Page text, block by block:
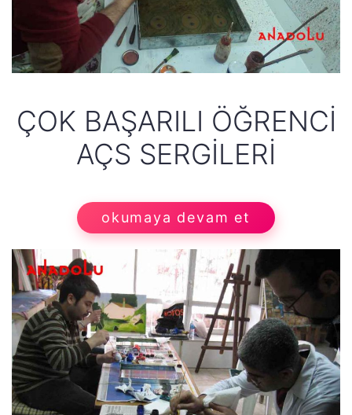
ÇOK BAŞARILI ÖĞRENCI
AÇS SERGILERI
okumaya devam et